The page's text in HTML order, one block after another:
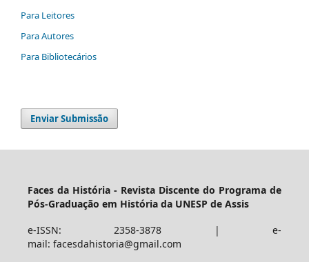
Para Leitores
Para Autores
Para Bibliotecários
Enviar Submissão
Faces da História - Revista Discente do Programa de
Pós-Graduação em História da UNESP de Assis
e-ISSN: 2358-3878 | e-
mail: facesdahistoria@gmail.com